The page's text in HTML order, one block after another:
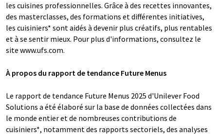
les cuisines professionnelles. Grâce à des recettes innovantes,
des masterclasses, des formations et différentes initiatives,
les cuisiniers* sont aidés à devenir plus créatifs, plus rentables
et à se sentir mieux. Pour plus d'informations, consultez le
site www.ufs.com.
À propos du rapport de tendance Future Menus
Le rapport de tendance Future Menus 2025 d'Unilever Food
Solutions a été élaboré sur la base de données collectées dans
le monde entier et de nombreuses contributions de
cuisiniers*, notamment des rapports sectoriels, des analyses